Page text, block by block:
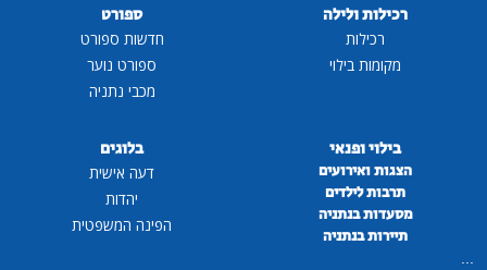
רכילות ולילה
רכילות
מקומות בילוי
ספורט
חדשות ספורט
ספורט נוער
מכבי נתניה
בילוי ופנאי
הצגות ואירועים
תרבות לילדים
מסעדות בנתניה
תיירות בנתניה
...
בלוגים
דעה אישית
יהדות
הפינה המשפטית